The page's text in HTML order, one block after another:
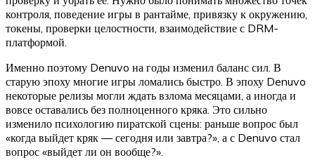
контроля, поведение игры в рантайме, привязку к окружению,
токены, проверки целостности, взаимодействие с DRM-
платформой.
Именно поэтому Denuvo на годы изменил баланс сил. В
старую эпоху многие игры ломались быстро. В эпоху Denuvo
некоторые релизы могли ждать взлома месяцами, а иногда и
вовсе оставались без полноценного кряка. Это сильно
изменило психологию пиратской сцены: раньше вопрос был
«когда выйдет кряк — сегодня или завтра?», а с Denuvo стал
вопрос «выйдет ли он вообще?».